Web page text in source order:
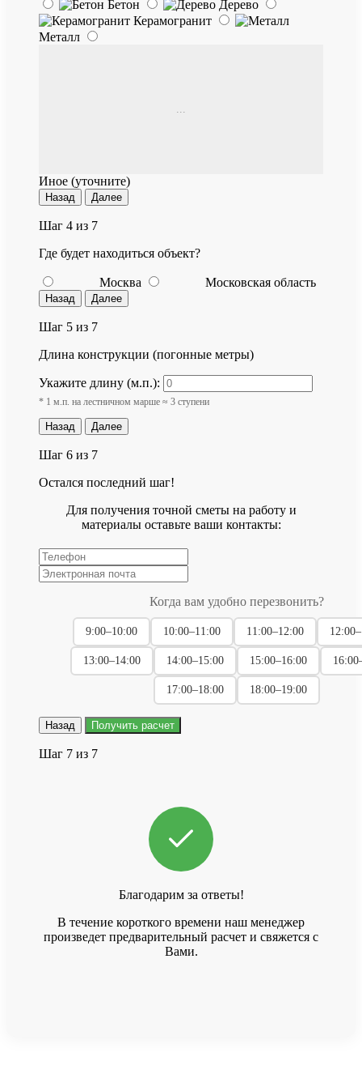
Бетон
Дерево
Керамогранит
Металл
Иное (уточните)
Назад Далее
Шаг 4 из 7
Где будет находиться объект?
Москва Московская область
Назад Далее
Шаг 5 из 7
Длина конструкции (погонные метры)
Укажите длину (м.п.):
* 1 м.п. на лестничном марше ≈ 3 ступени
Назад Далее
Шаг 6 из 7
Остался последний шаг!
Для получения точной сметы на работу и
материалы оставьте ваши контакты:
Когда вам удобно перезвонить?
9:00–10:00 10:00–11:00 11:00–12:00
13:00–14:00 14:00–15:00 15:00–16:00
17:00–18:00 18:00–19:00
Назад Получить расчет
Шаг 7 из 7
Благодарим за ответы!
В течение короткого времени наш менеджер
произведет предварительный расчет и свяжется с
Вами.